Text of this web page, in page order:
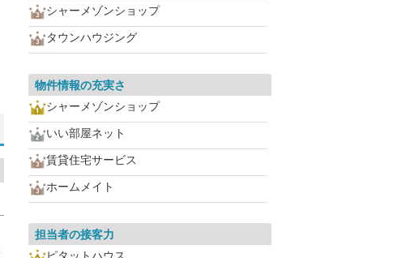
シャーメゾンショップ
タウンハウジング
物件情報の充実さ
シャーメゾンショップ
いい部屋ネット
賃貸住宅サービス
ホームメイト
担当者の接客力